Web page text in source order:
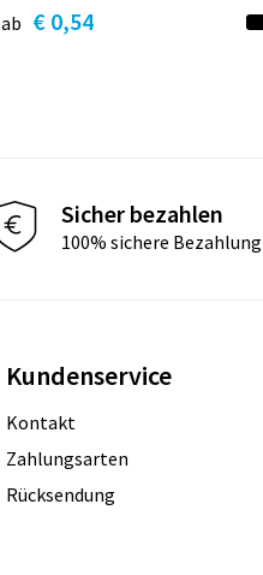
ab € 0,54
Sicher bezahlen
100% sichere Bezahlung
Kundenservice
Kontakt
Zahlungsarten
Rücksendung